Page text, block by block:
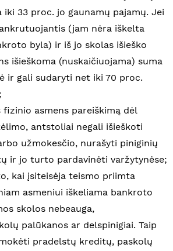
33 proc. jo gaunamų pajamų. Jei
(jam nėra iškelta
byla) ir iš jo skolas išieško
išieškoma (nuskaičiuojama) suma
ir gali sudaryti net iki 70 proc.
fizinio asmens pareiškimą dėl
antstoliai negali išieškoti
užmokesčio, nurašyti piniginių
ir jo turto pardavinėti varžytynėse;
kai įsiteisėja teismo priimta
asmeniui iškeliama bankroto
skolos nebeauga,
palūkanos ar delspinigiai. Taip
pradelstų kreditų, paskolų